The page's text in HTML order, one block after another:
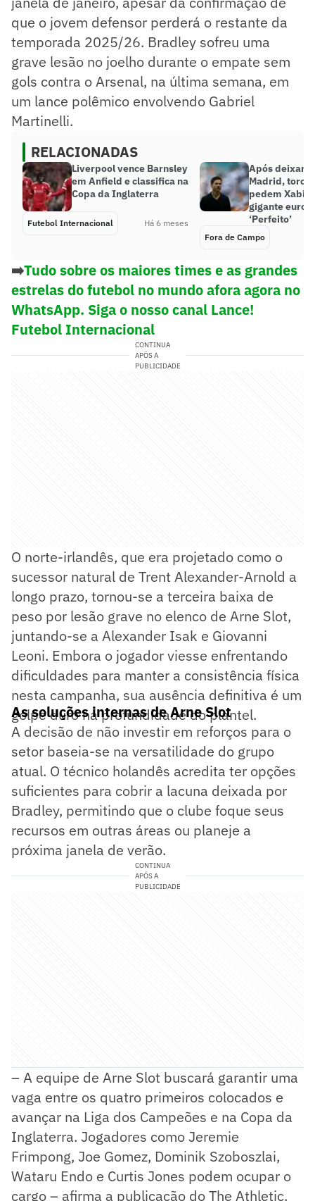
que o jovem defensor perderá o restante da
temporada 2025/26. Bradley sofreu uma
grave lesão no joelho durante o empate sem
gols contra o Arsenal, na última semana, em
um lance polêmico envolvendo Gabriel
Martinelli.
RELACIONADAS
Liverpool vence Barnsley
em Anfield e classifica na
Copa da Inglaterra
Futebol Internacional Há 6 meses
Após deixar o
Madrid,
pedem Xabi
gigante
‘Perfeito’
Fora de Campo
➡️Tudo sobre os maiores times e as grandes
estrelas do futebol no mundo afora agora no
WhatsApp. Siga o nosso canal Lance!
Futebol Internacional
CONTINUA
APÓS A
PUBLICIDADE
O norte-irlandês, que era projetado como o
sucessor natural de Trent Alexander-Arnold a
longo prazo, tornou-se a terceira baixa de
peso por lesão grave no elenco de Arne Slot,
juntando-se a Alexander Isak e Giovanni
Leoni. Embora o jogador viesse enfrentando
dificuldades para manter a consistência física
nesta campanha, sua ausência definitiva é um
golpe duro na profundidade do plantel.
As soluções internas de Arne Slot
A decisão de não investir em reforços para o
setor baseia-se na versatilidade do grupo
atual. O técnico holandês acredita ter opções
suficientes para cobrir a lacuna deixada por
Bradley, permitindo que o clube foque seus
recursos em outras áreas ou planeje a
próxima janela de verão.
CONTINUA
APÓS A
PUBLICIDADE
– A equipe de Arne Slot buscará garantir uma
vaga entre os quatro primeiros colocados e
avançar na Liga dos Campeões e na Copa da
Inglaterra. Jogadores como Jeremie
Frimpong, Joe Gomez, Dominik Szoboszlai,
Wataru Endo e Curtis Jones podem ocupar o
cargo – afirma a publicação do The Athletic.